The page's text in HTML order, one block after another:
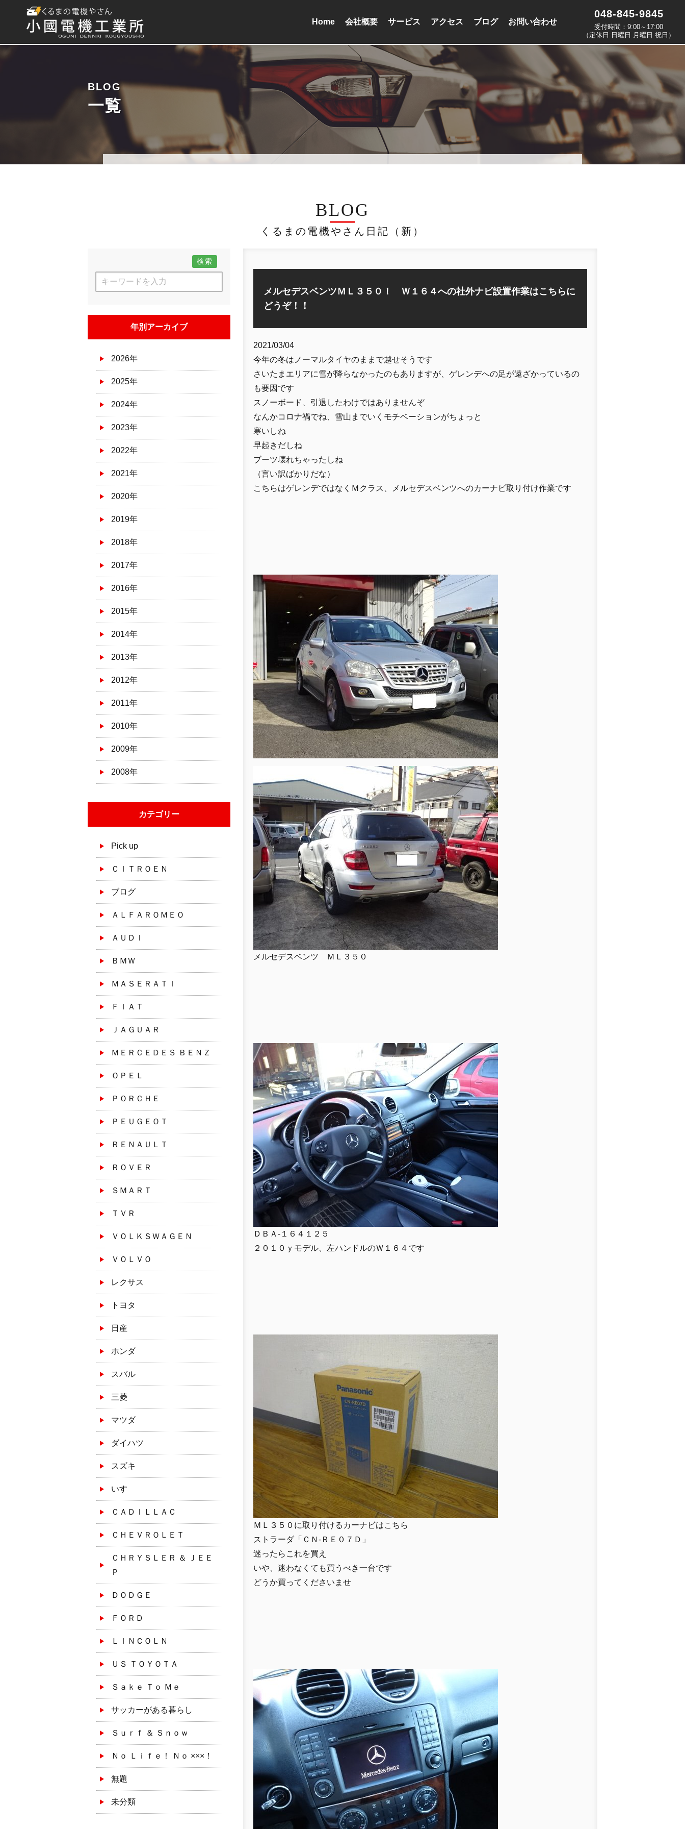
Home 会社概要 サービス アクセス ブログ お問い合わせ
048-845-9845
受付時間：9:00～17:00
（定休日:日曜日 月曜日 祝日）
BLOG
一覧
BLOG
くるまの電機やさん日記（新）
検索
年別アーカイブ
2026年
2025年
2024年
2023年
2022年
2021年
2020年
2019年
2018年
2017年
2016年
2015年
2014年
2013年
2012年
2011年
2010年
2009年
2008年
カテゴリー
Pick up
ＣＩＴＲＯＥＮ
ブログ
ＡＬＦＡＲＯＭＥＯ
ＡＵＤＩ
ＢＭＷ
ＭＡＳＥＲＡＴＩ
ＦＩＡＴ
ＪＡＧＵＡＲ
ＭＥＲＣＥＤＥＳ ＢＥＮＺ
ＯＰＥＬ
ＰＯＲＣＨＥ
ＰＥＵＧＥＯＴ
ＲＥＮＡＵＬＴ
ＲＯＶＥＲ
ＳＭＡＲＴ
ＴＶＲ
ＶＯＬＫＳＷＡＧＥＮ
ＶＯＬＶＯ
レクサス
トヨタ
日産
ホンダ
スバル
三菱
マツダ
ダイハツ
スズキ
いすゞ
ＣＡＤＩＬＬＡＣ
ＣＨＥＶＲＯＬＥＴ
ＣＨＲＹＳＬＥＲ ＆ ＪＥＥ
Ｐ
ＤＯＤＧＥ
ＦＯＲＤ
ＬＩＮＣＯＬＮ
ＵＳ ＴＯＹＯＴＡ
Ｓａｋｅ Ｔｏ Ｍｅ
サッカーがある暮らし
Ｓｕｒｆ ＆ Ｓｎｏｗ
Ｎｏ Ｌｉｆｅ！ Ｎｏ ×××！
無題
未分類
メルセデスベンツＭＬ３５０！ Ｗ１６４への社外ナビ設置作業はこちらに
どうぞ！！
2021/03/04
今年の冬はノーマルタイヤのままで越せそうです
さいたまエリアに雪が降らなかったのもありますが、ゲレンデへの足が遠ざかっているの
も要因です
スノーボード、引退したわけではありませんぞ
なんかコロナ禍でね、雪山までいくモチベーションがちょっと
寒いしね
早起きだしね
ブーツ壊れちゃったしね
（言い訳ばかりだな）
こちらはゲレンデではなくＭクラス、メルセデスベンツへのカーナビ取り付け作業です
メルセデスベンツ ＭＬ３５０
ＤＢＡ-１６４１２５
２０１０ｙモデル、左ハンドルのＷ１６４です
ＭＬ３５０に取り付けるカーナビはこちら
ストラーダ「ＣＮ-ＲＥ０７Ｄ」
迷ったらこれを買え
いや、迷わなくても買うべき一台です
どうか買ってくださいませ